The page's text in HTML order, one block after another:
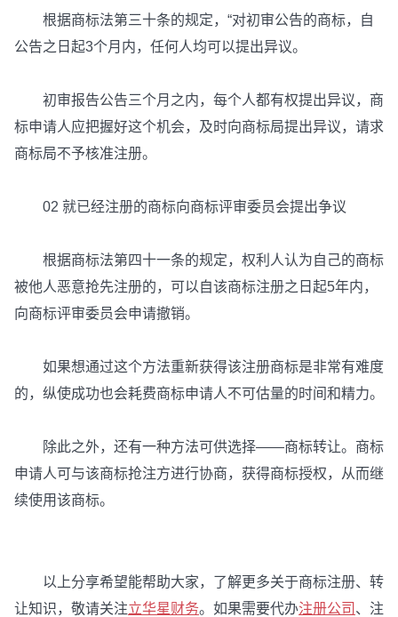
根据商标法第三十条的规定，“对初审公告的商标，自
公告之日起3个月内，任何人均可以提出异议。
初审报告公告三个月之内，每个人都有权提出异议，商
标申请人应把握好这个机会，及时向商标局提出异议，请求
商标局不予核准注册。
02 就已经注册的商标向商标评审委员会提出争议
根据商标法第四十一条的规定，权利人认为自己的商标
被他人恶意抢先注册的，可以自该商标注册之日起5年内，
向商标评审委员会申请撤销。
如果想通过这个方法重新获得该注册商标是非常有难度
的，纵使成功也会耗费商标申请人不可估量的时间和精力。
除此之外，还有一种方法可供选择——商标转让。商标
申请人可与该商标抢注方进行协商，获得商标授权，从而继
续使用该商标。
以上分享希望能帮助大家，了解更多关于商标注册、转
让知识，敬请关注立华星财务。如果需要代办注册公司 、注